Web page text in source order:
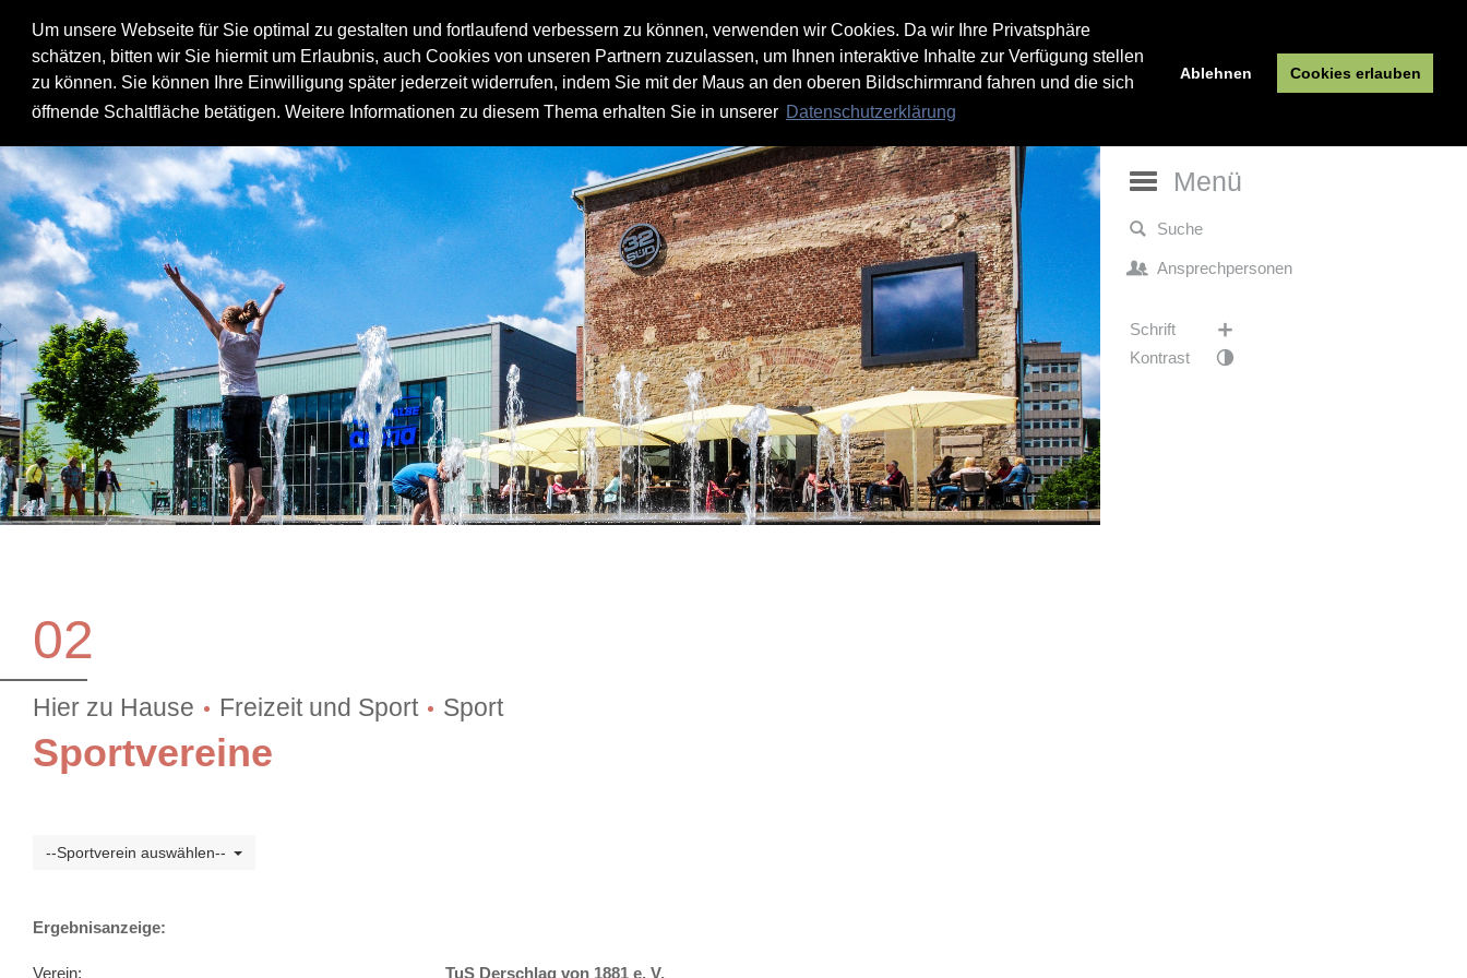
Um unsere Webseite für Sie optimal zu gestalten und fortlaufend verbessern zu können, verwenden wir Cookies. Da wir Ihre Privatsphäre
schätzen, bitten wir Sie hiermit um Erlaubnis, auch Cookies von unseren Partnern zuzulassen, um Ihnen interaktive Inhalte zur Verfügung stellen
zu können. Sie können Ihre Einwilligung später jederzeit widerrufen, indem Sie mit der Maus an den oberen Bildschirmrand fahren und die sich
öffnende Schaltfläche betätigen. Weitere Informationen zu diesem Thema erhalten Sie in unserer Datenschutzerklärung
Ablehnen Cookies erlauben
Menü
Suche
Ansprechpersonen
Schrift
Kontrast
02
Hier zu Hause Freizeit und Sport Sport
Sportvereine
--Sportverein auswählen--
Ergebnisanzeige:
Verein: TuS Derschlag von 1881 e. V.